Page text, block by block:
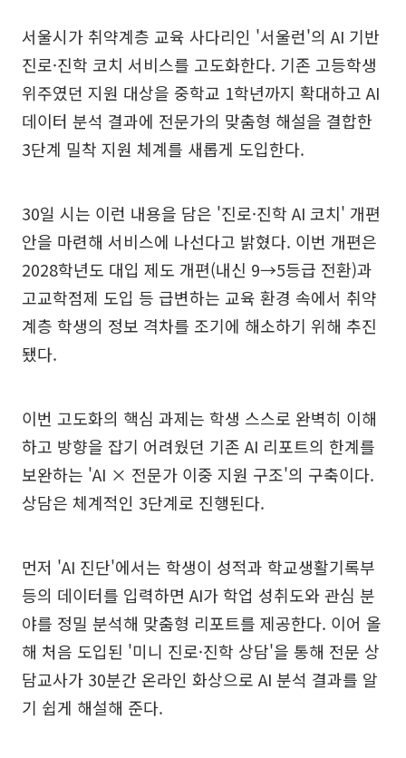
서울시가 취약계층 교육 사다리인 '서울런'의 AI 기반
진로·진학 코치 서비스를 고도화한다. 기존 고등학생
위주였던 지원 대상을 중학교 1학년까지 확대하고 AI
데이터 분석 결과에 전문가의 맞춤형 해설을 결합한
3단계 밀착 지원 체계를 새롭게 도입한다.
30일 시는 이런 내용을 담은 '진로·진학 AI 코치' 개편
안을 마련해 서비스에 나선다고 밝혔다. 이번 개편은
2028학년도 대입 제도 개편(내신 9→5등급 전환)과
고교학점제 도입 등 급변하는 교육 환경 속에서 취약
계층 학생의 정보 격차를 조기에 해소하기 위해 추진
됐다.
이번 고도화의 핵심 과제는 학생 스스로 완벽히 이해
하고 방향을 잡기 어려웠던 기존 AI 리포트의 한계를
보완하는 'AI × 전문가 이중 지원 구조'의 구축이다.
상담은 체계적인 3단계로 진행된다.
먼저 'AI 진단'에서는 학생이 성적과 학교생활기록부
등의 데이터를 입력하면 AI가 학업 성취도와 관심 분
야를 정밀 분석해 맞춤형 리포트를 제공한다. 이어 올
해 처음 도입된 '미니 진로·진학 상담'을 통해 전문 상
담교사가 30분간 온라인 화상으로 AI 분석 결과를 알
기 쉽게 해설해 준다.